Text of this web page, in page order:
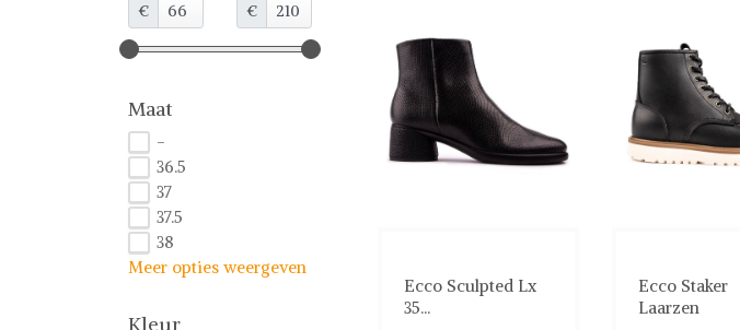
€ €
Maat
-
36.5
37
37.5
38
Meer opties weergeven
Kleur
Ecco Sculpted Lx
35...
Ecco Staker
Laarzen